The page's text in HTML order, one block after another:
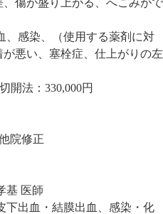
傷が盛り上がる、へこみがで
、感染、（使用する薬剤に対
悪い、塞栓症、仕上がりの左
開法：330,000円
院修正
基 医師
下出血・結膜出血、感染・化